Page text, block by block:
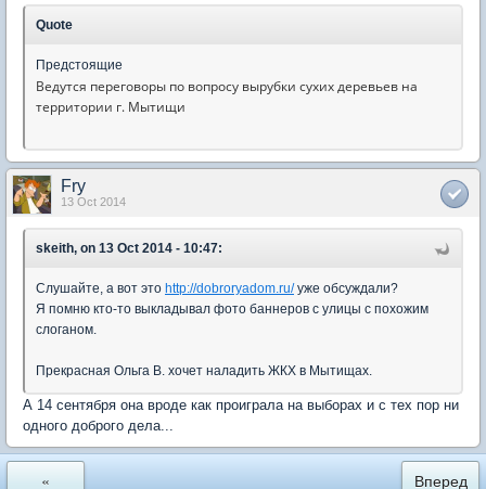
Quote
Предстоящие
Ведутся переговоры по вопросу вырубки сухих деревьев на
территории г. Мытищи
Fry
13 Oct 2014
skeith, on 13 Oct 2014 - 10:47:
Слушайте, а вот это http://dobroryadom.ru/уже обсуждали?
Я помню кто-то выкладывал фото баннеров с улицы с похожим
слоганом.
Прекрасная Ольга В. хочет наладить ЖКХ в Мытищах.
А 14 сентября она вроде как проиграла на выборах и с тех пор ни
одного доброго дела...
«
Вперед